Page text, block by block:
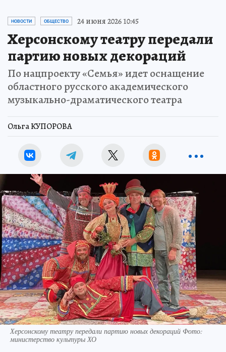
НОВОСТИ ОБЩЕСТВО 24 июня 2026 10:45
Херсонскому театру передали
партию новых декораций
По нацпроекту «Семья» идет оснащение
областного русского академического
музыкально-драматического театра
Ольга КУПОРОВА
Херсонскому театру передали партию новых декораций Фото:
министерство культуры ХО